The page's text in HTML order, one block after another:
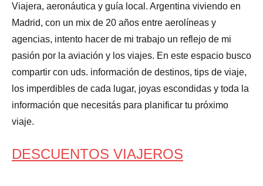
Viajera, aeronáutica y guía local. Argentina viviendo en
Madrid, con un mix de 20 años entre aerolíneas y
agencias, intento hacer de mi trabajo un reflejo de mi
pasión por la aviación y los viajes. En este espacio busco
compartir con uds. información de destinos, tips de viaje,
los imperdibles de cada lugar, joyas escondidas y toda la
información que necesitás para planificar tu próximo
viaje.
DESCUENTOS VIAJEROS